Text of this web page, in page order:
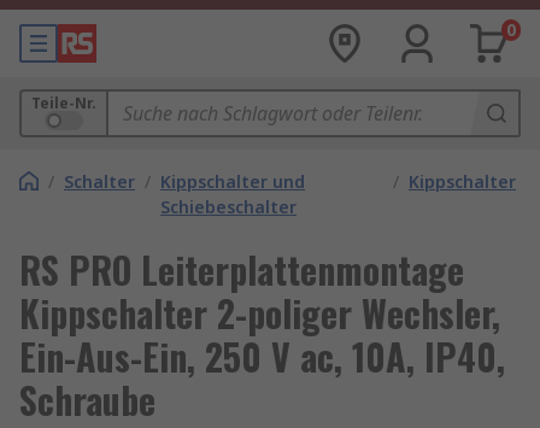
0
Teile-Nr.
/ Schalter / Kippschalter und
Schiebeschalter
/ Kippschalter
RS PRO Leiterplattenmontage
Kippschalter 2-poliger Wechsler,
Ein-Aus-Ein, 250 V ac, 10A, IP40,
Schraube